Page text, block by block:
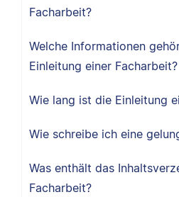
Facharbeit?
Welche Informationen
Einleitung einer Facharbeit?
Wie lang ist die Einleitung
Wie schreibe ich eine
Was enthält das
Facharbeit?